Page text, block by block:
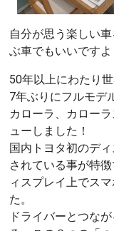
自分が思う楽しい
ぶ車でもいいです
50年以上にわたり
7年ぶりにフルモデ
カローラ、カロー
ューしました！
国内トヨタ初のデ
されている事が特
ィスプレイ上でス
た。
ドライバーとつな